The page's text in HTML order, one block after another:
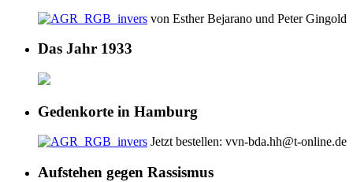
von Esther Bejarano und Peter Gingold
Das Jahr 1933
Gedenkorte in Hamburg
Jetzt bestellen: vvn-bda.hh@t-online.de
Aufstehen gegen Rassismus